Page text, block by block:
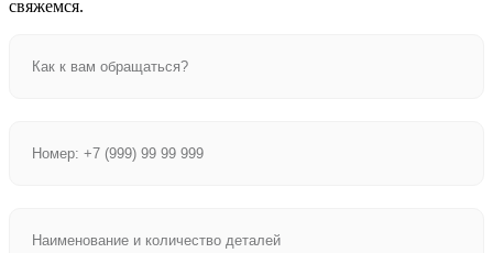
свяжемся.